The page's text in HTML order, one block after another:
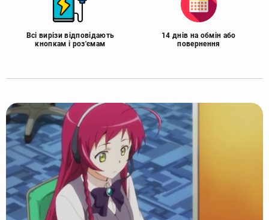
Всі вирізи відповідають
кнопкам і роз'ємам
14 днів на обмін або
повернення